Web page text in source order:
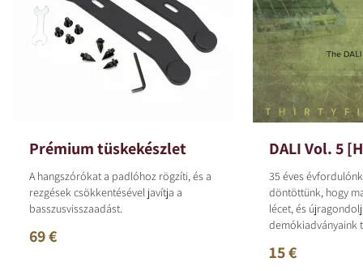
Prémium tüskekészlet
A hangszórókat a padlóhoz rögzíti, és a
rezgések csökkentésével javítja a
basszusvisszaadást.
69 €
DALI Vol. 5
35 éves
döntöttünk, hogy
lécet, és
demókiadványaink
15 €